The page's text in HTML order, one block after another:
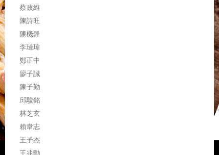
蔡政維
陳詩旺
陳機鋒
李璉瑋
鄭正中
廖子誠
陳子勤
邱駿銘
林芝玄
賴韋志
王子杰
王兆勳